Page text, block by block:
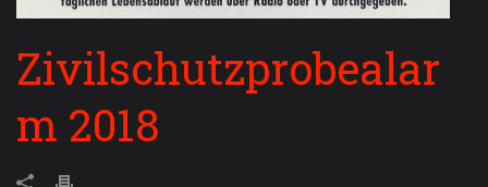
Zivilschutzprobealar
m 2018